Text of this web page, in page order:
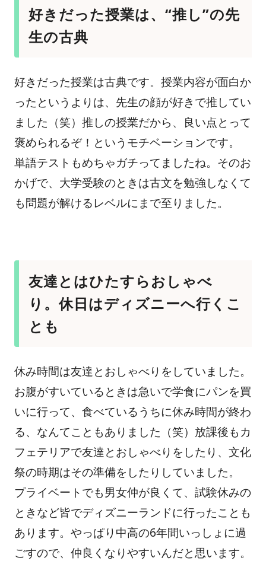
好きだった授業は、“推し”の先
生の古典
好きだった授業は古典です。授業内容が面白か
ったというよりは、先生の顔が好きで推してい
ました（笑）推しの授業だから、良い点とって
褒められるぞ！というモチベーションです。
単語テストもめちゃガチってましたね。そのお
かげで、大学受験のときは古文を勉強しなくて
も問題が解けるレベルにまで至りました。
友達とはひたすらおしゃべ
り。休日はディズニーへ行くこ
とも
休み時間は友達とおしゃべりをしていました。
お腹がすいているときは急いで学食にパンを買
いに行って、食べているうちに休み時間が終わ
る、なんてこともありました（笑）放課後もカ
フェテリアで友達とおしゃべりをしたり、文化
祭の時期はその準備をしたりしていました。
プライベートでも男女仲が良くて、試験休みの
ときなど皆でディズニーランドに行ったことも
あります。やっぱり中高の6年間いっしょに過
ごすので、仲良くなりやすいんだと思います。